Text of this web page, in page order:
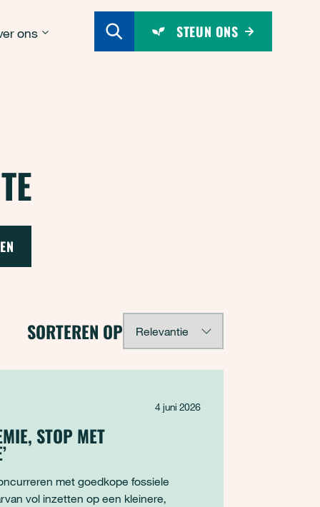
ons STEUN ONS
SORTEREN OP
4 juni 2026
STOP MET
met goedkope fossiele
vol inzetten op een kleinere,